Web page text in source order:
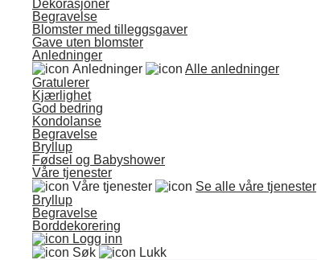
Dekorasjoner
Begravelse
Blomster med tilleggsgaver
Gave uten blomster
Anledninger
Anledninger
Alle anledninger
Gratulerer
Kjærlighet
God bedring
Kondolanse
Begravelse
Bryllup
Fødsel og Babyshower
Våre tjenester
Våre tjenester
Se alle våre tjenester
Bryllup
Begravelse
Borddekorering
Logg inn
Søk
Lukk